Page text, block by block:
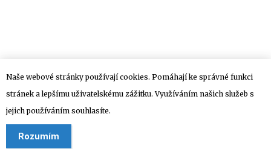
Adresa redakce:
Klášterní 1, 550 01 Broumov (
Naše webové stránky používají cookies. Pomáhají ke správné funkci
stránek a lepšímu uživatelskému zážitku. Využíváním našich služeb s
jejich používáním souhlasíte.
Rozumím